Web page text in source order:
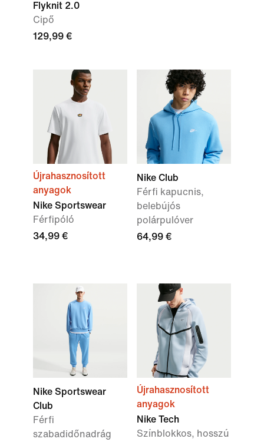
Flyknit 2.0
Cipő
129,99 €
Újrahasznosított
anyagok
Nike Sportswear
Férfipóló
34,99 €
Nike Club
Férfi kapucnis,
belebújós
polárpulóver
64,99 €
Nike Sportswear
Club
Férfi
szabadidőnadrág
Újrahasznosított
anyagok
Nike Tech
Színblokkos, hosszú